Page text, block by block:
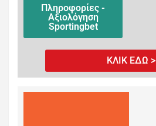
Πληροφορίες -
Αξιολόγηση
Sportingbet
ΚΛΙΚ ΕΔΩ >